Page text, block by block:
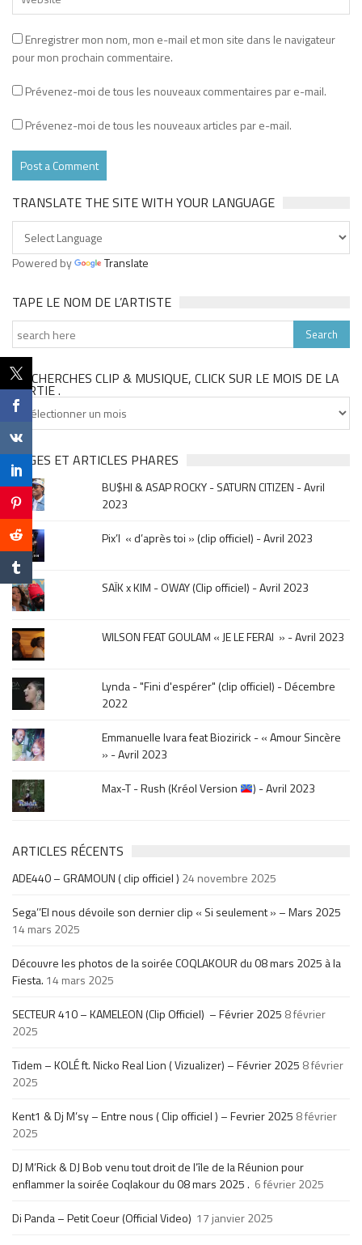
Enregistrer mon nom, mon e-mail et mon site dans le navigateur
pour mon prochain commentaire.
Prévenez-moi de tous les nouveaux commentaires par e-mail.
Prévenez-moi de tous les nouveaux articles par e-mail.
TRANSLATE THE SITE WITH YOUR LANGUAGE
Powered by Translate
TAPE LE NOM DE L’ARTISTE
TU CHERCHES CLIP & MUSIQUE, CLICK SUR LE MOIS DE LA
SORTIE .
Tu
cherches
clip
&
musique,
click
sur
le
mois
de
la
sortie
PAGES ET ARTICLES PHARES
BU$HI & ASAP ROCKY - SATURN CITIZEN - Avril
2023
Pix’l « d’après toi » (clip officiel) - Avril 2023
SAÏK x KIM - OWAY (Clip officiel) - Avril 2023
WILSON FEAT GOULAM « JE LE FERAI » - Avril 2023
Lynda - "Fini d'espérer" (clip officiel) - Décembre
2022
Emmanuelle Ivara feat Biozirick - « Amour Sincère
» - Avril 2023
Max-T - Rush (Kréol Version
) - Avril 2023
ARTICLES RÉCENTS
ADE440 – GRAMOUN ( clip officiel ) 24 novembre 2025
Sega’’El nous dévoile son dernier clip « Si seulement » – Mars 2025
14 mars 2025
Découvre les photos de la soirée COQLAKOUR du 08 mars 2025 à la
Fiesta. 14 mars 2025
SECTEUR 410 – KAMELEON (Clip Officiel) – Février 2025 8 février
2025
Tidem – KOLÉ ft. Nicko Real Lion ( Vizualizer) – Février 2025 8 février
2025
Kent1 & Dj M’sy – Entre nous ( Clip officiel ) – Fevrier 2025 8 février
2025
DJ M’Rick & DJ Bob venu tout droit de l’île de la Réunion pour
enflammer la soirée Coqlakour du 08 mars 2025 . 6 février 2025
Di Panda – Petit Coeur (Official Video) 17 janvier 2025